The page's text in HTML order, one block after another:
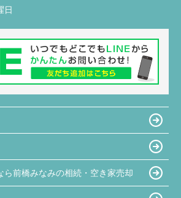
日
ら前橋みなみの相続・空き家売却